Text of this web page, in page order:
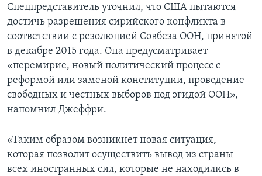
Спецпредставитель уточнил, что США пытаются
достичь разрешения сирийского конфликта в
соответствии с резолюцией Совбеза ООН, принятой
в декабре 2015 года. Она предусматривает
«перемирие, новый политический процесс с
реформой или заменой конституции, проведение
свободных и честных выборов под эгидой ООН»,
напомнил Джеффри.
«Таким образом возникнет новая ситуация,
которая позволит осуществить вывод из страны
всех иностранных сил, которые не находились в